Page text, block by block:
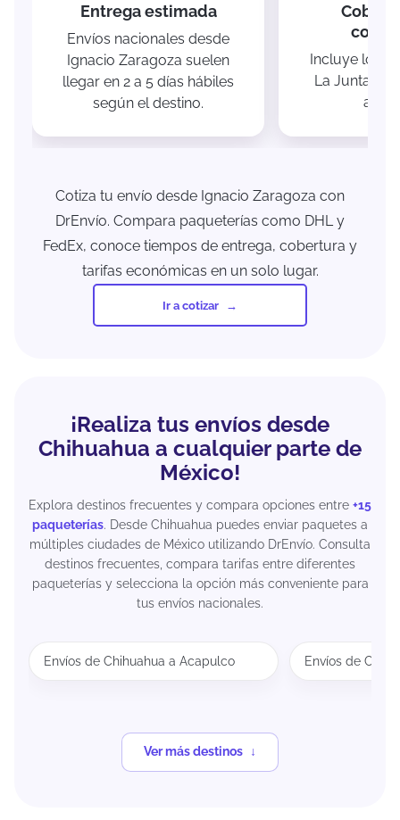
Entrega estimada
Envíos nacionales desde
Ignacio Zaragoza suelen
llegar en 2 a 5 días hábiles
según el destino.
Incluye
La Junta y
Cotiza tu envío desde Ignacio Zaragoza con
DrEnvío. Compara paqueterías como DHL y
FedEx, conoce tiempos de entrega, cobertura y
tarifas económicas en un solo lugar.
Ir a cotizar
¡Realiza tus envíos desde
Chihuahua a cualquier parte de
México!
Explora destinos frecuentes y compara opciones entre +15
paqueterías. Desde Chihuahua puedes enviar paquetes a
múltiples ciudades de México utilizando DrEnvío. Consulta
destinos frecuentes, compara tarifas entre diferentes
paqueterías y selecciona la opción más conveniente para
tus envíos nacionales.
Envíos de Chihuahua a Acapulco Envíos de
Ver más destinos